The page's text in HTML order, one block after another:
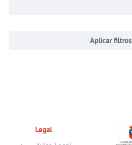
Aplicar filtros
Legal